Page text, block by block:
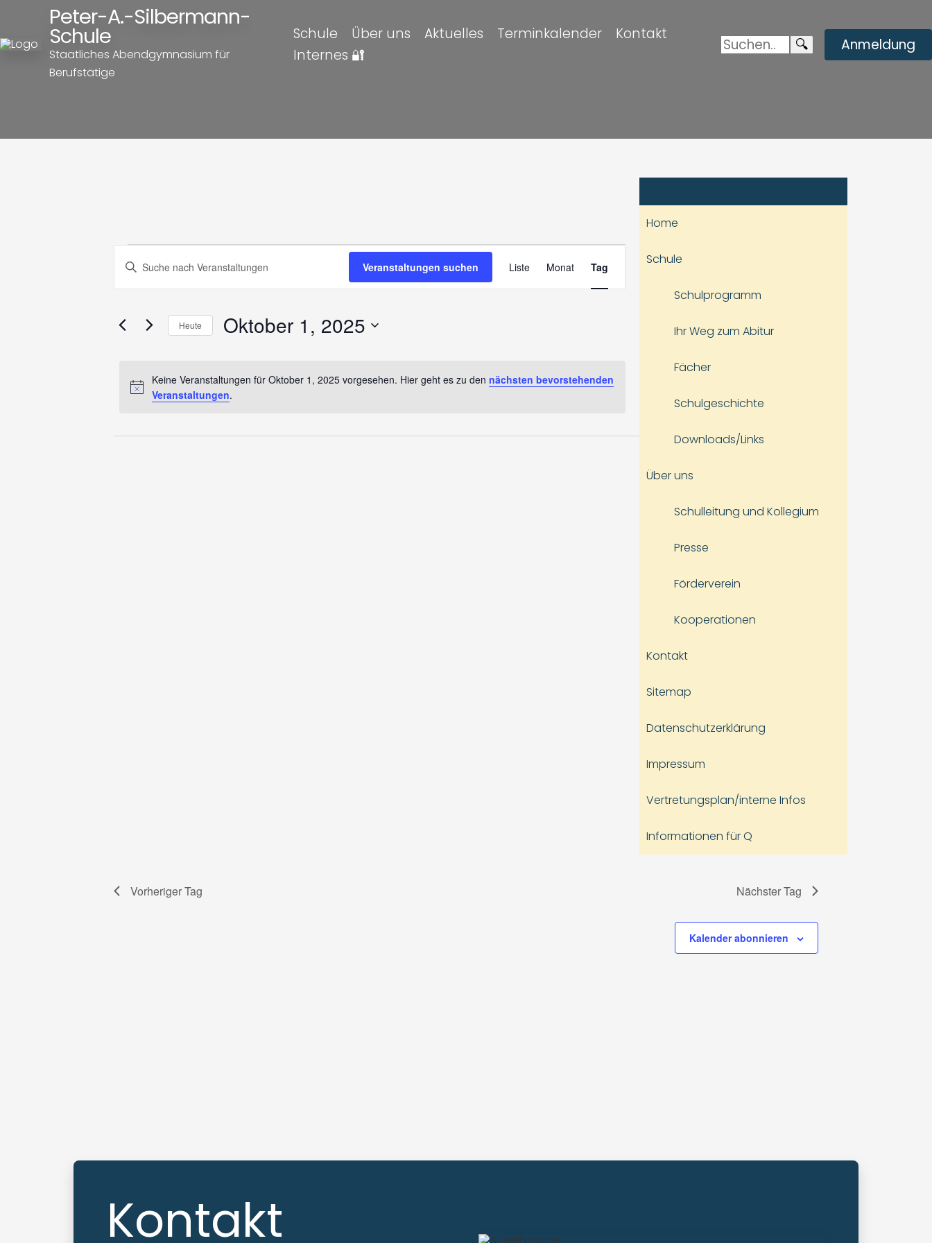
Peter-A.-Silbermann-
Schule
Staatliches Abendgymnasium für
Berufstätige
Schule Über uns Aktuelles Terminkalender
Kontakt
Internes 🔐
Suchen: Enviar
búsqueda
🔍 Anmeldung
Home
Schule
Schulprogramm
Ihr Weg zum Abitur
Fächer
Schulgeschichte
Downloads/Links
Über uns
Schulleitung und Kollegium
Presse
Förderverein
Kooperationen
Kontakt
Sitemap
Datenschutzerklärung
Impressum
Vertretungsplan/interne Infos
Informationen für Q
Veranstaltungen
für
Oktober
1,
Keine Veranstaltungen für Oktober 1, 2025 vorgesehen. Hier geht es zu den nächsten bevorstehenden
Veranstaltungen.
Veranstaltungen
Suche
und
Ansichten,
Navigation
Bitte
Schlüsselwort
Veranstaltungen
Schlüsselwort.
Veranstaltungen suchen
Veranstaltung
Ansichten-
Liste Monat Tag
Heute Oktober 1, 2025
Vorheriger Tag Nächster Tag
Kalender abonnieren
Kontakt